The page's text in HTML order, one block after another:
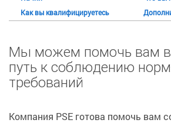
Как вы квалифицируетесь
Мы можем помочь вам
путь к соблюдению
требований
Компания PSE готова помочь вам